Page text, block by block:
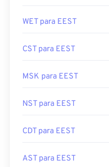
WET para EEST
CST para EEST
MSK para EEST
NST para EEST
CDT para EEST
AST para EEST